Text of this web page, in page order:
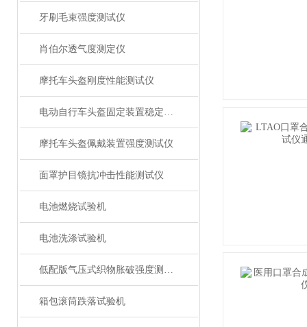
牙刷毛束强度测试仪
肖伯尔透气度测定仪
摩托车头盔刚度性能测试仪
电动自行车头盔固定装置稳定性测试仪
摩托车头盔佩戴装置强度测试仪
面罩护目镜抗冲击性能测试仪
电池燃烧试验机
电池洗涤试验机
低配版气压式织物胀破强度测试仪
箱包滚筒跌落试验机